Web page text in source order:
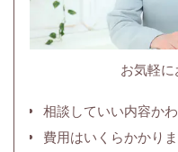
お気軽
相談していい内容か
費用はいくらかかり